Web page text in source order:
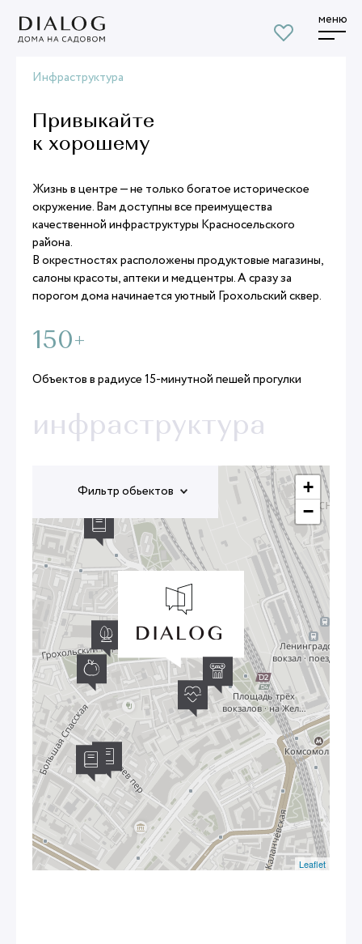
меню
Инфраструктура
Привыкайте
к хорошему
Жизнь в центре — не только богатое историческое
окружение. Вам доступны все преимущества
качественной инфраструктуры Красносельского
района.
В окрестностях расположены продуктовые магазины,
салоны красоты, аптеки и медцентры. А сразу за
порогом дома начинается уютный Грохольский сквер.
150+
Объектов в радиусе 15-минутной пешей прогулки
инфраструктура
+
−
Leaflet
Фильтр обьектов